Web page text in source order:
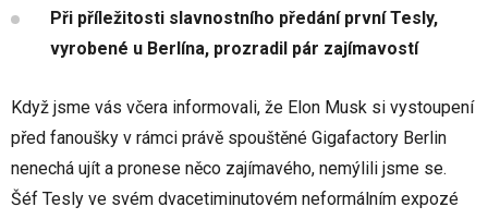
Při příležitosti slavnostního předání první Tesly,
vyrobené u Berlína, prozradil pár zajímavostí
Když jsme vás včera informovali, že Elon Musk si vystoupení
před fanoušky v rámci právě spouštěné Gigafactory Berlin
nenechá ujít a pronese něco zajímavého, nemýlili jsme se.
Šéf Tesly ve svém dvacetiminutovém neformálním expozé